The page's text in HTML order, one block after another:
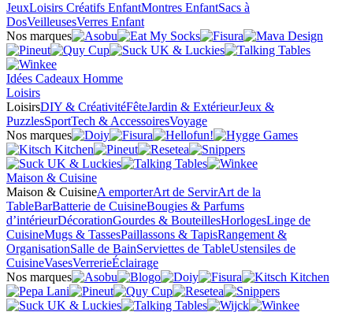
JeuxLoisirs Créatifs EnfantMontres EnfantSacs à
DosVeilleusesVerres Enfant
Nos marques
Idées Cadeaux Homme
Loisirs
LoisirsDIY & CréativitéFêteJardin & ExtérieurJeux &
PuzzlesSportTech & AccessoiresVoyage
Nos marques
Maison & Cuisine
Maison & CuisineA emporterArt de ServirArt de la
TableBarBatterie de CuisineBougies & Parfums
d’intérieurDécorationGourdes & BouteillesHorlogesLinge de
CuisineMugs & TassesPaillassons & TapisRangement &
OrganisationSalle de BainServiettes de TableUstensiles de
CuisineVasesVerrerieÉclairage
Nos marques